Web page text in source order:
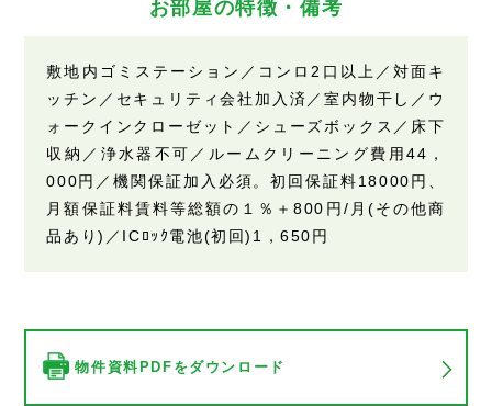
お部屋の特徴・備考
敷地内ゴミステーション／コンロ2口以上／対面キ
ッチン／セキュリティ会社加入済／室内物干し／ウ
ォークインクローゼット／シューズボックス／床下
収納／浄水器不可／ルームクリーニング費用44，
000円／機関保証加入必須。初回保証料18000円、
月額保証料賃料等総額の１％＋800円/月(その他商
品あり)／ICﾛｯｸ電池(初回)1，650円
物件資料PDFをダウンロード